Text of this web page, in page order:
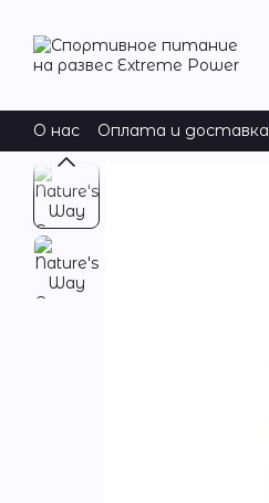
О нас Оплата и доставка